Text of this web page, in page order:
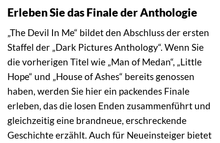
Erleben Sie das Finale der Anthologie
„The Devil In Me“ bildet den Abschluss der ersten
Staffel der „Dark Pictures Anthology“. Wenn Sie
die vorherigen Titel wie „Man of Medan“, „Little
Hope“ und „House of Ashes“ bereits genossen
haben, werden Sie hier ein packendes Finale
erleben, das die losen Enden zusammenführt und
gleichzeitig eine brandneue, erschreckende
Geschichte erzählt. Auch für Neueinsteiger bietet